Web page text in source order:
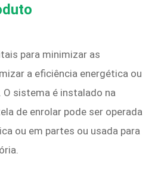
para minimizar as
a eficiência energética ou
sistema é instalado na
de enrolar pode ser operada
ou em partes ou usada para